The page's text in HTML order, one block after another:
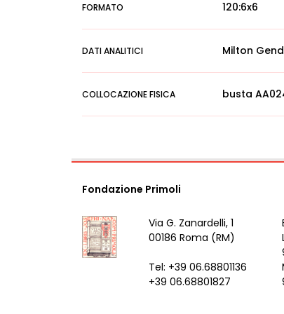
FORMATO 120:6x6
DATI ANALITICI Milton
COLLOCAZIONE FISICA busta
Fondazione Primoli
Via G. Zanardelli, 1
00186 Roma (RM)
Tel: +39 06.68801136
+39 06.68801827